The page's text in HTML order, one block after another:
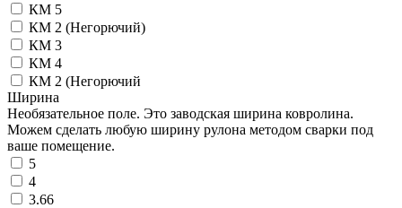
КМ 5
КМ 2 (Негорючий)
КМ 3
КМ 4
КМ 2 (Негорючий
Ширина
Необязательное поле. Это заводская ширина ковролина.
Можем сделать любую ширину рулона методом сварки под
ваше помещение.
5
4
3.66